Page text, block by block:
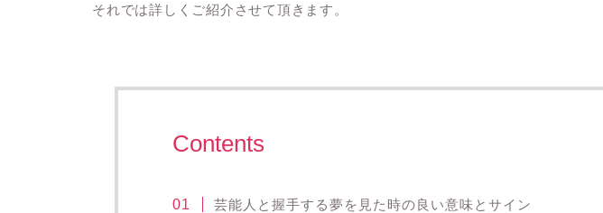
それでは詳しくご紹介させて頂きます。
Contents
芸能人と握手する夢を見た時の良い意味とサイン